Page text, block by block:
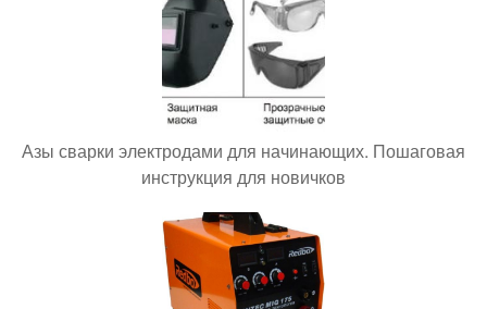
Азы сварки электродами для начинающих. Пошаговая
инструкция для новичков